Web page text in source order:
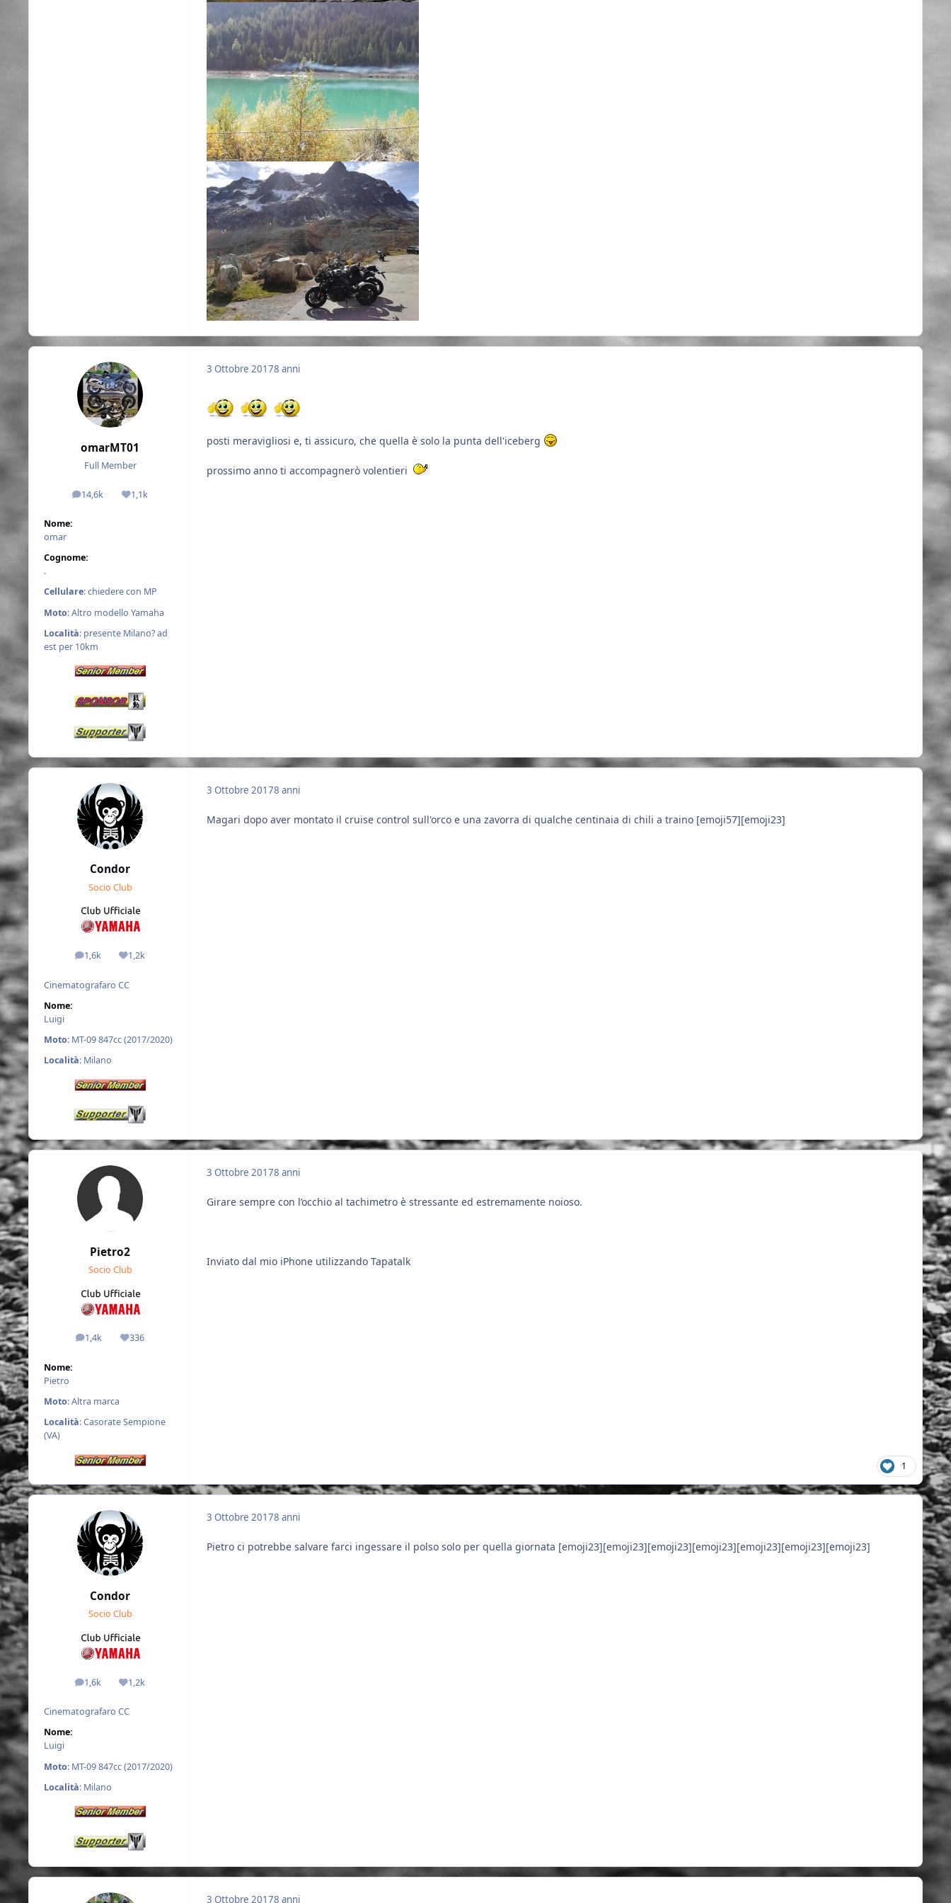
omarMT01
Full Member
14,6k
messaggi 1,1k
Reputazione
Nome:
omar
Cognome:
.
Cellulare: chiedere con MP
Moto: Altro modello Yamaha
Località: presente Milano? ad
est per 10km
3 Ottobre 20178 anni
posti meravigliosi e, ti assicuro, che quella è solo la punta dell'iceberg
prossimo anno ti accompagnerò volentieri
Condor
Socio Club
1,6k
messaggi1,2k
Reputazione
Cinematografaro CC
Nome:
Luigi
Moto: MT-09 847cc (2017/2020)
Località: Milano
3 Ottobre 20178 anni
Magari dopo aver montato il cruise control sull'orco e una zavorra di qualche centinaia di chili a traino [emoji57][emoji23]
Pietro2
Socio Club
1,4k
messaggi336
Reputazione
Nome:
Pietro
Moto: Altra marca
Località: Casorate Sempione
(VA)
3 Ottobre 20178 anni
Girare sempre con l’occhio al tachimetro è stressante ed estremamente noioso.
Inviato dal mio iPhone utilizzando Tapatalk
1
Condor
Socio Club
1,6k
messaggi1,2k
Reputazione
Cinematografaro CC
Nome:
Luigi
Moto: MT-09 847cc (2017/2020)
Località: Milano
3 Ottobre 20178 anni
Pietro ci potrebbe salvare farci ingessare il polso solo per quella giornata [emoji23][emoji23][emoji23][emoji23][emoji23][emoji23][emoji23]
3 Ottobre 20178 anni